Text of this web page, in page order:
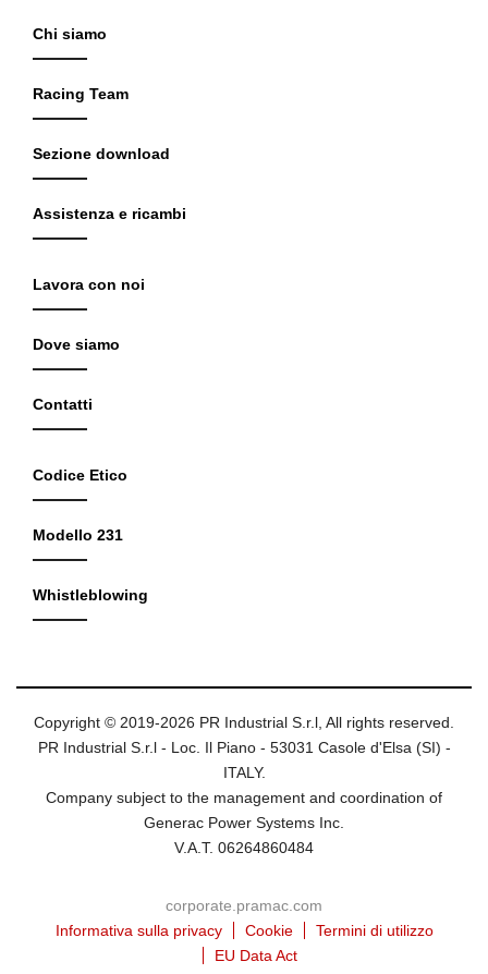
Chi siamo
Racing Team
Sezione download
Assistenza e ricambi
Lavora con noi
Dove siamo
Contatti
Codice Etico
Modello 231
Whistleblowing
Copyright © 2019-2026 PR Industrial S.r.l, All rights reserved.
PR Industrial S.r.l - Loc. Il Piano - 53031 Casole d'Elsa (SI) -
ITALY.
Company subject to the management and coordination of
Generac Power Systems Inc.
V.A.T. 06264860484
corporate.pramac.com
Informativa sulla privacy
Cookie
Termini di utilizzo
EU Data Act